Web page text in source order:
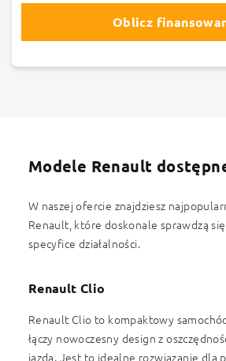
Oblicz
Modele Renault
W naszej ofercie znajdziesz
Renault, które doskonale sprawdzą
specyfice działalności.
Renault Clio
Renault Clio to kompaktowy
łączy nowoczesny design z
jazdą. Jest to idealne rozwiązanie dla